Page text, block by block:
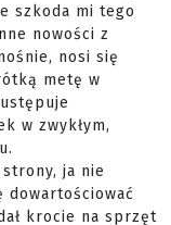
szkoda mi tego
nowości z
nosi się
metę w
w zwykłym,
ja nie
krocie na sprzęt